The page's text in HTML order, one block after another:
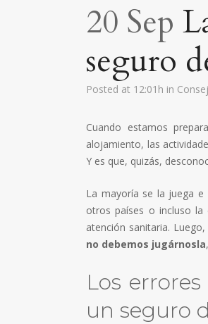
20 Sep
seguro
Posted at 12:01h in
Cuando estamos
alojamiento, las
Y es que, quizás,
La mayoría se la juega e
otros países o incluso
atención sanitaria.
no debemos jugárnosla
Los
un seguro